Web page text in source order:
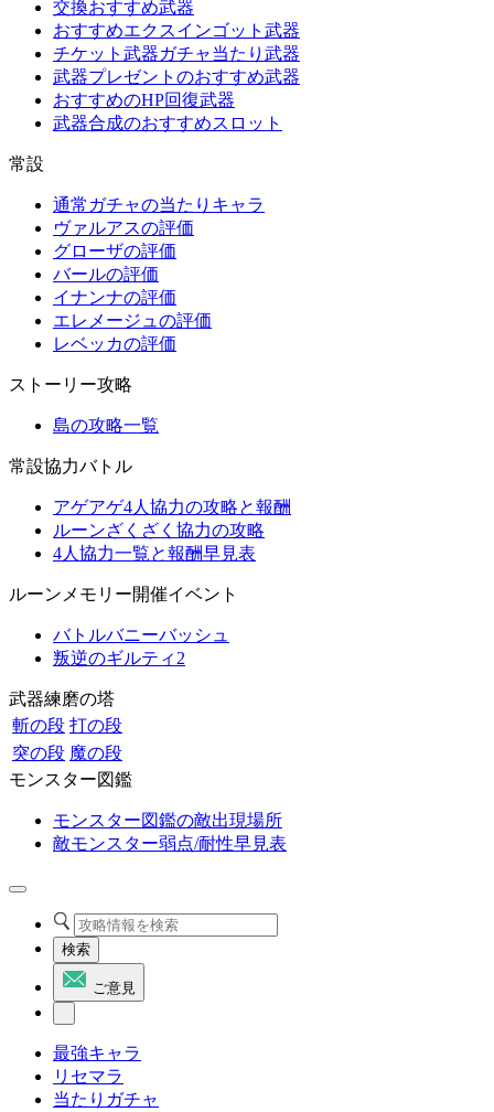
交換おすすめ武器
おすすめエクスインゴット武器
チケット武器ガチャ当たり武器
武器プレゼントのおすすめ武器
おすすめのHP回復武器
武器合成のおすすめスロット
常設
通常ガチャの当たりキャラ
ヴァルアスの評価
グローザの評価
バールの評価
イナンナの評価
エレメージュの評価
レベッカの評価
ストーリー攻略
島の攻略一覧
常設協力バトル
アゲアゲ4人協力の攻略と報酬
ルーンざくざく協力の攻略
4人協力一覧と報酬早見表
ルーンメモリー開催イベント
バトルバニーバッシュ
叛逆のギルティ2
武器練磨の塔
斬の段 打の段
突の段 魔の段
モンスター図鑑
モンスター図鑑の敵出現場所
敵モンスター弱点/耐性早見表
検索
ご意見
最強キャラ
リセマラ
当たりガチャ